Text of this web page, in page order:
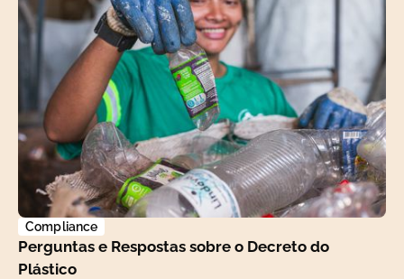
Compliance
Perguntas e Respostas sobre o Decreto do
Plástico